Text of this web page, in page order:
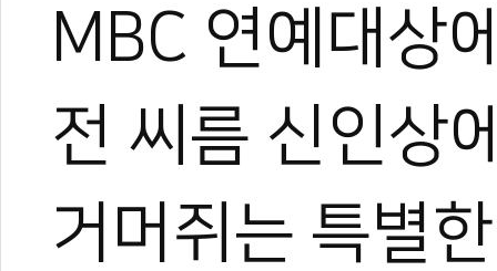
MBC 연예대상
전 씨름 신인상
거머쥐는 특별